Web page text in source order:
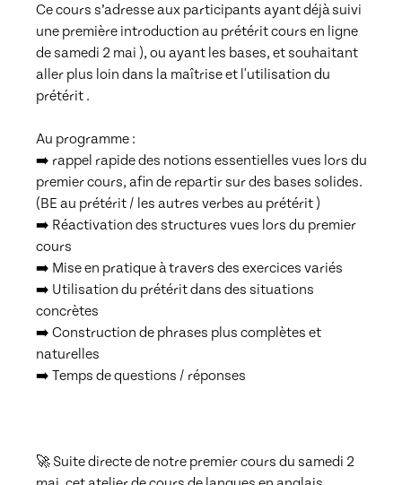
Ce cours s’adresse aux participants ayant déjà suivi
une première introduction au prétérit cours en ligne
de samedi 2 mai ), ou ayant les bases, et souhaitant
aller plus loin dans la maîtrise et l'utilisation du
prétérit .
Au programme :
➡️ rappel rapide des notions essentielles vues lors du
premier cours, afin de repartir sur des bases solides.
(BE au prétérit / les autres verbes au prétérit )
➡️ Réactivation des structures vues lors du premier
cours
➡️ Mise en pratique à travers des exercices variés
➡️ Utilisation du prétérit dans des situations
concrètes
➡️ Construction de phrases plus complètes et
naturelles
➡️ Temps de questions / réponses
🚀 Suite directe de notre premier cours du samedi 2